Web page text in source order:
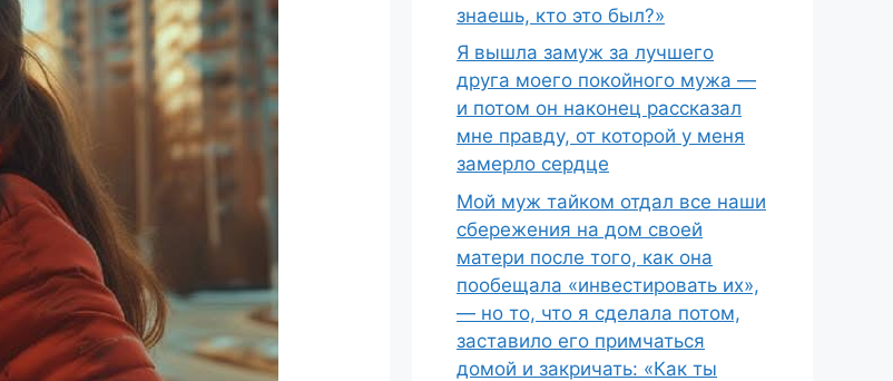
знаешь, кто это был?»
Я вышла замуж за лучшего
друга моего покойного мужа —
и потом он наконец рассказал
мне правду, от которой у меня
замерло сердце
Мой муж тайком отдал все наши
сбережения на дом своей
матери после того, как она
пообещала «инвестировать их»,
— но то, что я сделала потом,
заставило его примчаться
домой и закричать: «Как ты